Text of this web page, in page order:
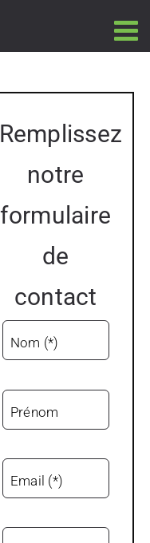
Remplissez
notre
formulaire
de
contact
Nom (*)
Prénom
Email (*)